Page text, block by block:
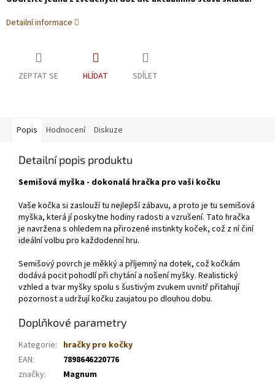
Detailní informace
ZEPTAT SE HLÍDAT SDÍLET
Popis Hodnocení Diskuze
Detailní popis produktu
Semišová myška - dokonalá hračka pro vaši kočku
Vaše kočka si zaslouží tu nejlepší zábavu, a proto je tu semišová
myška, která jí poskytne hodiny radosti a vzrušení. Tato hračka
je navržena s ohledem na přirozené instinkty koček, což z ní činí
ideální volbu pro každodenní hru.
Semišový povrch je měkký a příjemný na dotek, což kočkám
dodává pocit pohodlí při chytání a nošení myšky. Realistický
vzhled a tvar myšky spolu s šustivým zvukem uvnitř přitahují
pozornost a udržují kočku zaujatou po dlouhou dobu.
Doplňkové parametry
Kategorie: hračky pro kočky
EAN:
7898646220776
značky: Magnum